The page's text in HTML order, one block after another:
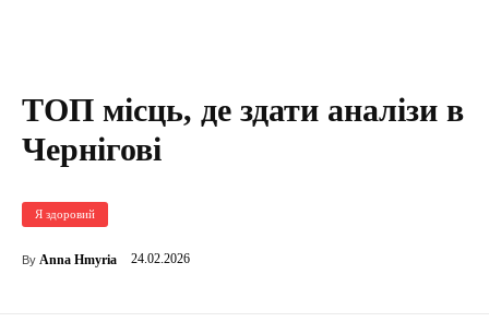
ТОП місць, де здати аналізи в
Чернігові
Я здоровий
By Anna Hmyria 24.02.2026